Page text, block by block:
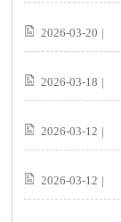
2026-03-20
2026-03-18
2026-03-12
2026-03-12